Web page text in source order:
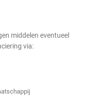
middelen eventueel
via: